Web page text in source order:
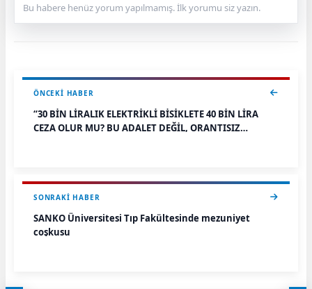
Bu habere henüz yorum yapılmamış. İlk yorumu siz yazın.
ÖNCEKI HABER
“30 BİN LİRALIK ELEKTRİKLİ BİSİKLETE 40 BİN LİRA
CEZA OLUR MU? BU ADALET DEĞİL, ORANTISIZ
SONRAKI HABER
SANKO Üniversitesi Tıp Fakültesinde mezuniyet
coşkusu